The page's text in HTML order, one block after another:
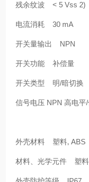
残余纹波 < 5 Vss 2)
电流消耗 30 mA
开关量输出 NPN
开关功能 补偿量
开关类型 明/暗切换
信号电压 NPN 高电
外壳材料 塑料, ABS
材料、光学元件 塑